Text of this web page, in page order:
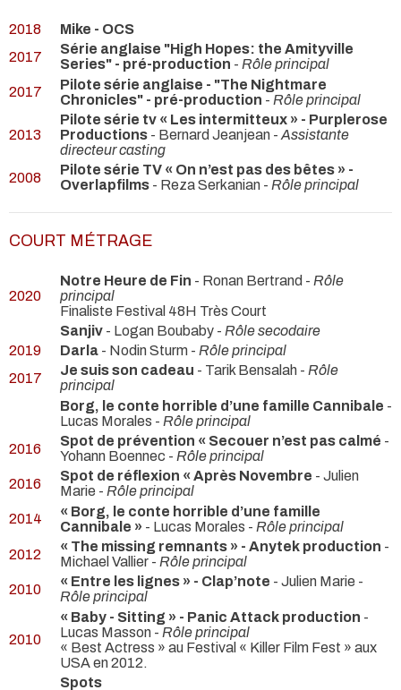
2018
Mike - OCS
2017
Série anglaise "High Hopes: the Amityville
Series" - pré-production - Rôle principal
2017
Pilote série anglaise - "The Nightmare
Chronicles" - pré-production - Rôle principal
2013
Pilote série tv « Les intermitteux » - Purplerose
Productions - Bernard Jeanjean - Assistante
directeur casting
2008
Pilote série TV « On n’est pas des bêtes » -
Overlapfilms - Reza Serkanian - Rôle principal
COURT MÉTRAGE
2020
Notre Heure de Fin - Ronan Bertrand - Rôle
principal
Finaliste Festival 48H Très Court
Sanjiv - Logan Boubaby - Rôle secodaire
2019
Darla - Nodin Sturm - Rôle principal
2017
Je suis son cadeau - Tarik Bensalah - Rôle
principal
Borg, le conte horrible d’une famille Cannibale -
Lucas Morales - Rôle principal
2016
Spot de prévention « Secouer n’est pas calmé -
Yohann Boennec - Rôle principal
2016
Spot de réflexion « Après Novembre - Julien
Marie - Rôle principal
2014
« Borg, le conte horrible d’une famille
Cannibale » - Lucas Morales - Rôle principal
2012
« The missing remnants » - Anytek production -
Michael Vallier - Rôle principal
2010
« Entre les lignes » - Clap’note - Julien Marie -
Rôle principal
2010
« Baby - Sitting » - Panic Attack production -
Lucas Masson - Rôle principal
« Best Actress » au Festival « Killer Film Fest » aux
USA en 2012.
Spots